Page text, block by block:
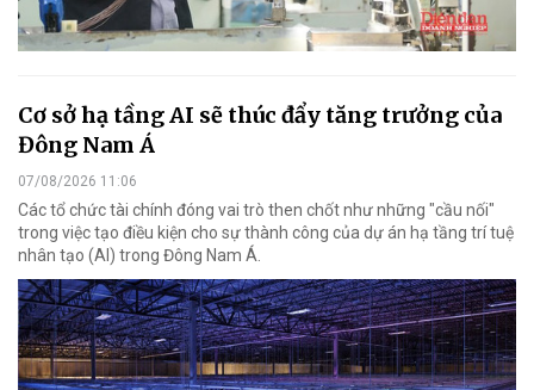
Cơ sở hạ tầng AI sẽ thúc đẩy tăng trưởng của
Đông Nam Á
07/08/2026 11:06
Các tổ chức tài chính đóng vai trò then chốt như những "cầu nối"
trong việc tạo điều kiện cho sự thành công của dự án hạ tầng trí tuệ
nhân tạo (AI) trong Đông Nam Á.